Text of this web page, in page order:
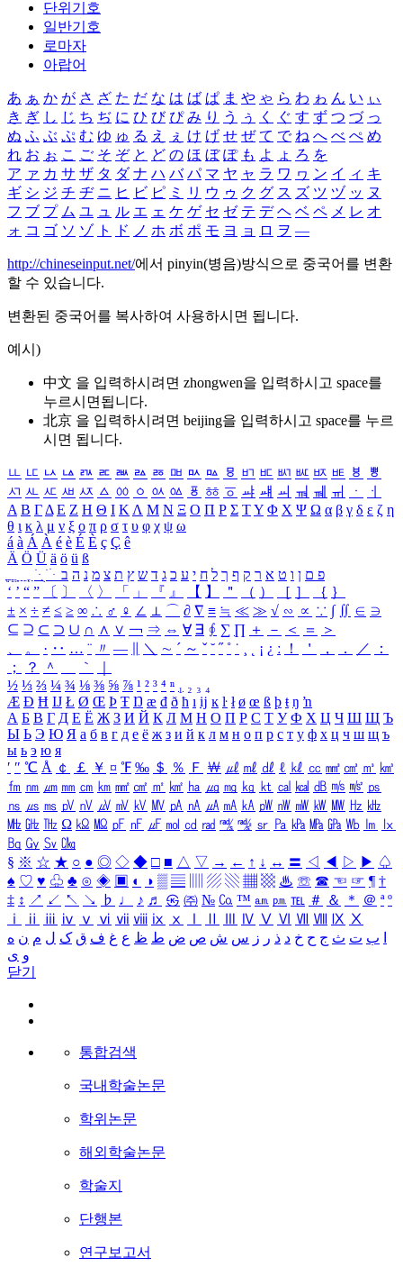
단위기호
일반기호
로마자
아랍어
あ ぁ か が さ ざ た だ な は ば ぱ ま や ゃ ら わ ゎ ん い ぃ
き ぎ し じ ち ぢ に ひ び ぴ み り う ぅ く ぐ す ず つ づ っ
ぬ ふ ぶ ぷ む ゆ ゅ る え ぇ け げ せ ぜ て で ね へ べ ぺ め
れ お ぉ こ ご そ ぞ と ど の ほ ぼ ぽ も よ ょ ろ を
ア ァ カ サ ザ タ ダ ナ ハ バ パ マ ヤ ャ ラ ワ ヮ ン イ ィ キ
ギ シ ジ チ ヂ ニ ヒ ビ ピ ミ リ ウ ゥ ク グ ス ズ ツ ヅ ッ ヌ
フ ブ プ ム ユ ュ ル エ ェ ケ ゲ セ ゼ テ デ ヘ ベ ペ メ レ オ
ォ コ ゴ ソ ゾ ト ド ノ ホ ボ ポ モ ヨ ョ ロ ヲ ―
http://chineseinput.net/에서 pinyin(병음)방식으로 중국어를 변환
할 수 있습니다.
변환된 중국어를 복사하여 사용하시면 됩니다.
예시)
中文 을 입력하시려면 zhongwen을 입력하시고 space를
누르시면됩니다.
北京 을 입력하시려면 beijing을 입력하시고 space를 누르
시면 됩니다.
ㅥ ㅦ ㅧ ㅨ ㅩ ㅪ ㅫ ㅬ ㅭ ㅮ ㅯ ㅰ ㅱ ㅲ ㅳ ㅴ ㅵ ㅶ ㅷ ㅸ
ㅹ
ㅺ ㅻ ㅼ ㅽ ㅾ ㅿ ㆀ ㆁ ㆂ ㆃ ㆄ ㆅ ㆆ ㆇ ㆈ ㆉ ㆊ ㆋ ㆌ ㆍ
ㆎ
Α Β ΓΔ Ε Ζ Η Θ Ι ΚΛ Μ Ν Ξ Ο Π Ρ Σ ΤΥ Φ Χ Ψ Ω α β γ δ ε ζ η
θ ι κ λ μ ν ξ ο π ρ σ τ υ φ χ ψ ω
á à Á À é è É È ç Ç ê
Ä Ö Ü ä ö ü ß
ִֶֹ ֻּ ׁׂ פ ם ן ו ט א ר ק ף ך ל ח י ע כ ג ד ש ץ ת צ מ נ ה ב
‘ ’ “ ” 〔 〕 〈 〉 「 」 『 』 【 】 ＂ （ ） ［ ］ ｛ ｝
± × ÷ ≠ ≤ ≥ ∞ ∴ ♂ ♀ ∠ ⊥ ⌒ ∂ ∇ ≡ ≒ ≪ ≫ √ ∽ ∝ ∵ ∫ ∬ ∈ ∋
⊆ ⊇ ⊂ ⊃ ∪ ∩ ∧ ∨ ￢ ⇒ ⇔ ∀ ∃ ∮ ∑ ∏ ＋ － ＜ ＝
＞
、
。 · ‥ … ¨ 〃 ― ＼ ∼ ´ ～ ˇ ˘ ˝ ˚ ˙ ¸ ¡ ¿ ː ！ ＇ ， ． ／
：
；
？ ＾ ｀
½ ⅓ ⅔ ¼ ¾ ⅛ ⅜ ⅝ ⅞ ¹ ² ³ ⁴ ⁿ ₁ ₂ ₃ ₄
Æ Ð Ħ Ĳ Ł Ø Œ Þ Ŧ Ŋ æ đ ð ħ ı ĳ ĸ ŀ ł ø œ ß þ ŧ ŋ ŉ
А Б В Г Д Е Ё Ж З И Й К Л М Н О П Р С Т У Ф Х Ц Ч Ш Щ Ъ
Ы Ь Э Ю Я а б в г д е ё ж з и й к л м н о п р с т у ф х ц ч ш щ ъ
ы ь э ю я
′ ″ ℃ Å ￠ ￡ ￥ ¤ ℉ ‰ ＄ ％ Ｆ ￦ ㎕ ㎖ ㎗ ℓ ㎘ ㏄ ㎣ ㎤ ㎥ ㎦
㎙ ㎚ ㎛ ㎜ ㎝ ㎞ ㎟ ㎠ ㎡ ㎢ ㏊ ㎍ ㎎ ㎏ ㏏ ㎈ ㎉ ㏈ ㎧ ㎨ ㎰
㎱ ㎲ ㎳ ㎴ ㎵ ㎶ ㎷ ㎸ ㎹ ㎀ ㎁ ㎂ ㎃ ㎄ ㎺ ㎻ ㎽ ㎾ ㎿ ㎐ ㎑
㎒ ㎓ ㎔ Ω ㏀ ㏁ ㎊ ㎋ ㎌ ㏖ ㏅ ㎭ ㎮ ㎯ ㏛ ㎩ ㎪ ㎫ ㎬ ㏝ ㏐
㏓
㏃ ㏉ ㏜ ㏆
§ ※ ☆ ★ ○ ● ◎ ◇ ◆ □ ■ △ ▽ → ← ↑ ↓ ↔ 〓 ◁ ◀ ▷ ▶ ♤
♠ ♡ ♥ ♧ ♣ ⊙ ◈ ▣ ◐ ◑ ▒ ▤ ▨ ▧ ▦ ▩ ♨ ☏ ☎ ☜ ☞ ¶ †
‡ ↕ ↗ ↙ ↖ ↘ ♭ ♩ ♪ ♬ ㉿ ㈜ № ㏇ ™ ㏂ ㏘ ℡ ＃ ＆ ＊ ＠ ª º
ⅰ
ⅱ ⅲ ⅳ ⅴ ⅵ ⅶ ⅷ ⅸ ⅹ Ⅳ Ⅴ Ⅵ Ⅶ Ⅷ Ⅸ Ⅹ
ب ت ث ج ح خ د ذ ر ز س ش ص ض ط ظ ع غ ف ق ک ل م ن ه
و ی
닫기
통합검색
국내학술논문
학위논문
해외학술논문
학술지
단행본
연구보고서